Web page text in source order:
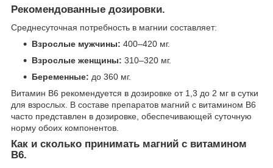
Рекомендованные дозировки.
Среднесуточная потребность в магнии составляет:
Взрослые мужчины: 400–420 мг.
Взрослые женщины: 310–320 мг.
Беременные: до 360 мг.
Витамин B6 рекомендуется в дозировке от 1,3 до 2 мг в сутки
для взрослых. В составе препаратов магний с витамином B6
часто представлен в дозировке, обеспечивающей суточную
норму обоих компонентов.
Как и сколько принимать магний с витамином
B6.